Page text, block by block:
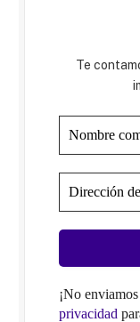
Te
¡No
privacidad